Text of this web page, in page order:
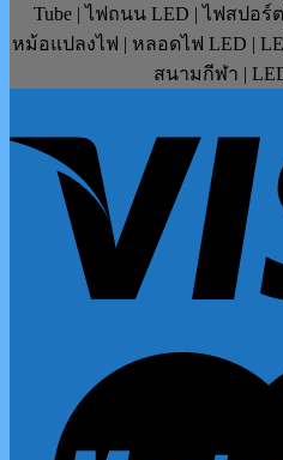
Tube | ไฟถนน LED | ไฟสปอร์
หม้อแปลงไฟ | หลอดไฟ LED |
สนามกีฬา |